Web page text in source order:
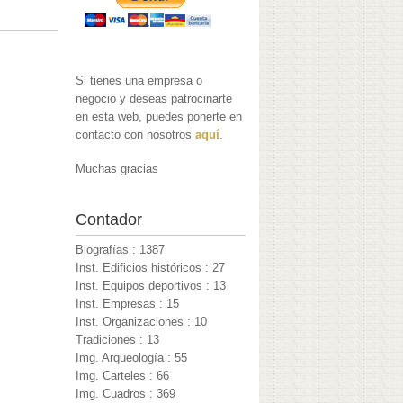
Si tienes una empresa o
negocio y deseas patrocinarte
en esta web, puedes ponerte en
contacto con nosotrosaquí.
Muchas gracias
Contador
Biografías : 1387
Inst. Edificios históricos : 27
Inst. Equipos deportivos : 13
Inst. Empresas : 15
Inst. Organizaciones : 10
Tradiciones : 13
Img. Arqueología : 55
Img. Carteles : 66
Img. Cuadros : 369